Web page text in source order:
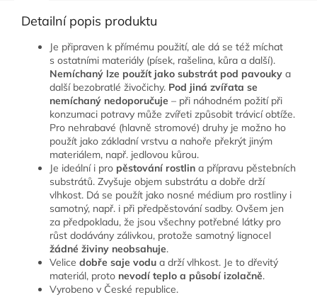
Detailní popis produktu
Je připraven k přímému použití, ale dá se též míchat
s ostatními materiály (písek, rašelina, kůra a další).
Nemíchaný lze použít jako substrát pod pavouky a
další bezobratlé živočichy. Pod jiná zvířata se
nemíchaný nedoporučuje – při náhodném požití při
konzumaci potravy může zvířeti způsobit trávicí obtíže.
Pro nehrabavé (hlavně stromové) druhy je možno ho
použít jako základní vrstvu a nahoře překrýt jiným
materiálem, např. jedlovou kůrou.
Je ideální i pro pěstování rostlin a přípravu pěstebních
substrátů. Zvyšuje objem substrátu a dobře drží
vlhkost. Dá se použít jako nosné médium pro rostliny i
samotný, např. i při předpěstování sadby. Ovšem jen
za předpokladu, že jsou všechny potřebné látky pro
růst dodávány zálivkou, protože samotný lignocel
žádné živiny neobsahuje.
Velice dobře saje vodu a drží vlhkost. Je to dřevitý
materiál, proto nevodí teplo a působí izolačně.
Vyrobeno v České republice.